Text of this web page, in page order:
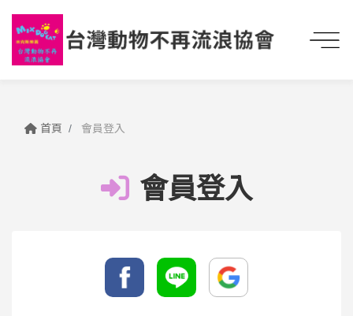
首頁 會員登入
會員登入